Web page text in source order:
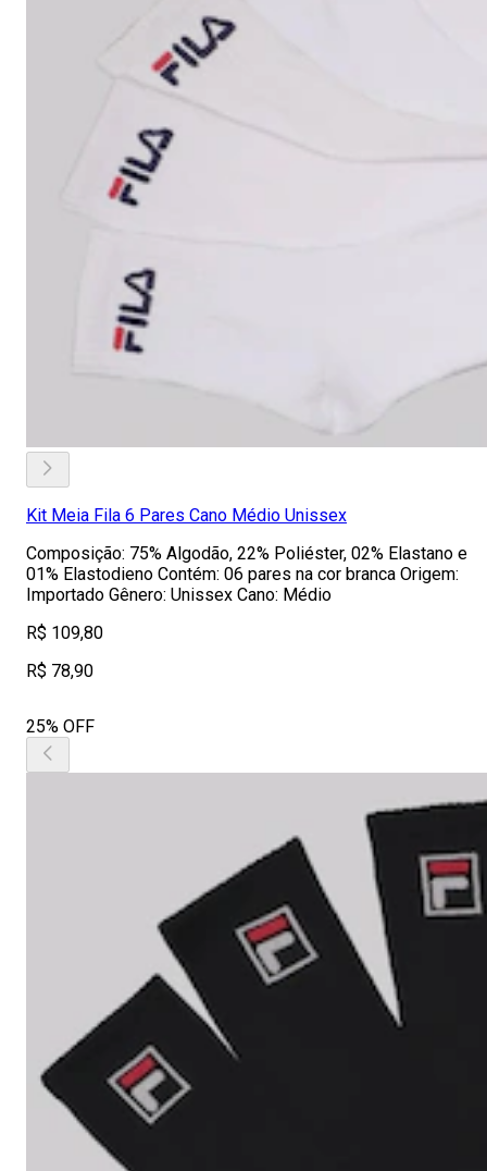
Kit Meia Fila 6 Pares Cano Médio Unissex
Composição: 75% Algodão, 22% Poliéster, 02% Elastano e
01% Elastodieno Contém: 06 pares na cor branca Origem:
Importado Gênero: Unissex Cano: Médio
R$ 109,80
R$ 78,90
25% OFF